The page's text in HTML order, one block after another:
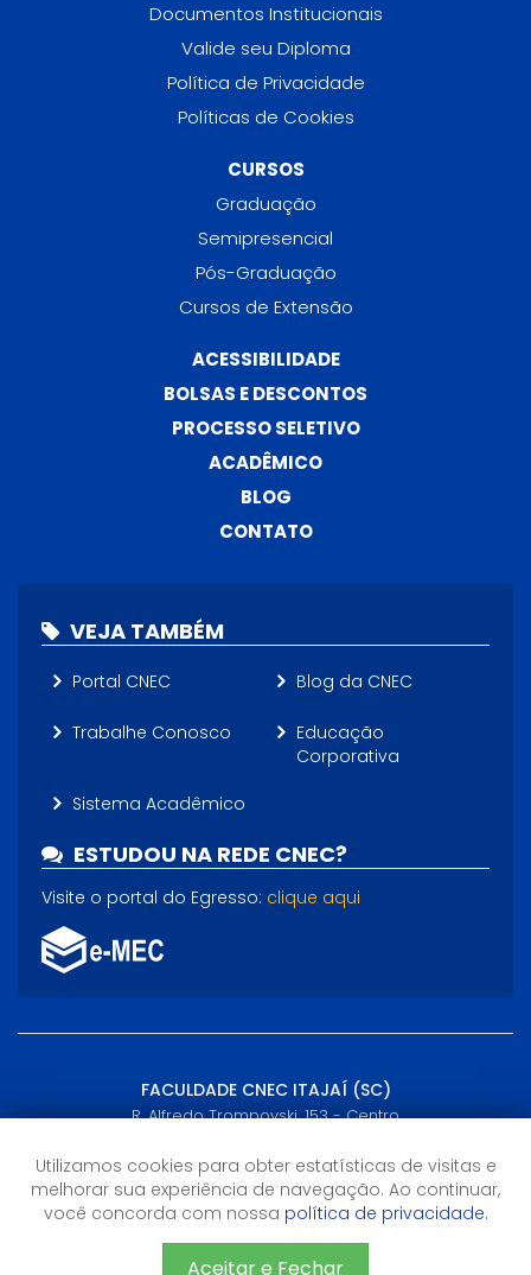
Documentos Institucionais
Valide seu Diploma
Política de Privacidade
Políticas de Cookies
CURSOS
Graduação
Semipresencial
Pós-Graduação
Cursos de Extensão
ACESSIBILIDADE
BOLSAS E DESCONTOS
PROCESSO SELETIVO
ACADÊMICO
BLOG
CONTATO
VEJA TAMBÉM
Portal CNEC Blog da CNEC
Trabalhe Conosco
Educação
Corporativa
Sistema Acadêmico
ESTUDOU NA REDE CNEC?
Visite o portal do Egresso: clique aqui
FACULDADE CNEC ITAJAÍ (SC)
R. Alfredo Trompovski, 153 - Centro
Horário de Atendimento
14h às 22h
Utilizamos cookies para obter estatísticas de visitas e
melhorar sua experiência de navegação. Ao continuar,
você concorda com nossa política de privacidade.
Aceitar e Fechar